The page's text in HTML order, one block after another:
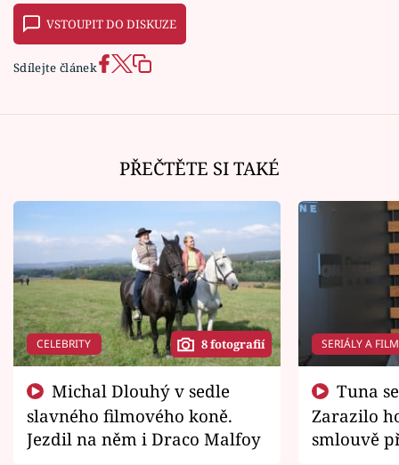
VSTOUPIT DO DISKUZE
Sdílejte článek
PŘEČTĚTE SI TAKÉ
CELEBRITY 8 fotografií
slavného filmového koně.
Jezdil na něm i Draco Malfoy
SERIÁLY A
Zarazilo
smlouvě